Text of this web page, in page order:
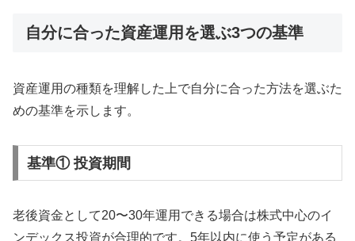
自分に合った資産運用を選ぶ3つの基準
資産運用の種類を理解した上で自分に合った方法を選ぶた
めの基準を示します。
基準① 投資期間
老後資金として20〜30年運用できる場合は株式中心のイ
ンデックス投資が合理的です。5年以内に使う予定がある